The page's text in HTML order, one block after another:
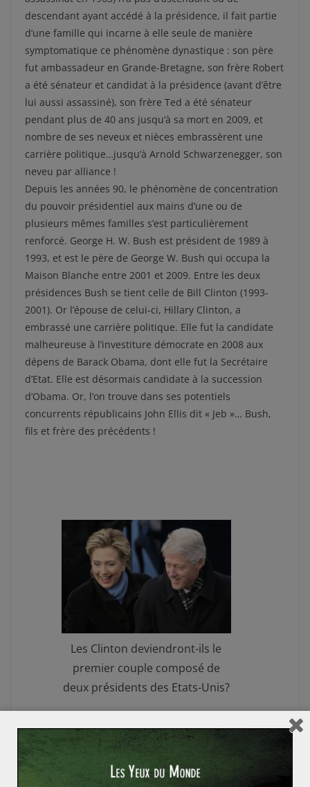
descendant ayant accédé à la présidence, il fait partie
d’une famille qui incarne à elle seule de manière
symptomatique ce phénomène dynastique : son père
fut ambassadeur en Grande-Bretagne, son frère Robert
a été sénateur et candidat à la présidence (avant d’être
lui aussi assassiné), son frère Ted a été sénateur
pendant plus de 40 ans jusqu’à sa mort en 2009, et
nombre de ses neveux et nièces embrassèrent une
carrière politique…jusqu’à Arnold Schwarzenegger, son
neveu par alliance !
Depuis les années 90, le phénomène de concentration
du pouvoir présidentiel aux mains d’une ou de
plusieurs mêmes familles s’est particulièrement
renforcé. George H. W. Bush est président de 1989 à
1993, et est le père de George W. Bush qui occupa la
Maison Blanche entre 2001 et 2009. Entre les deux
présidences Bush se tient celle de Bill Clinton (1993-
2001). Or l’épouse de celui-ci, Hillary Clinton, a
embrassé une carrière politique. Elle fut la candidate
malheureuse à l’investiture démocrate en 2008 aux
dépens de Barack Obama, dont elle fut la Secrétaire
d’Etat. Elle est désormais candidate à la succession
d’Obama. Or, l’on trouve dans ses potentiels
concurrents républicains John Ellis dit « Jeb »… Bush,
fils et frère des précédents !
Les Clinton deviendront-ils le
premier couple composé de
deux présidents des Etats-Unis?
Bush se partagent assez nettement les premiers rôles
politiques du pays, chacune dans le camp démocrate et
républicain. En imaginant qu’Hillary Clinton ait